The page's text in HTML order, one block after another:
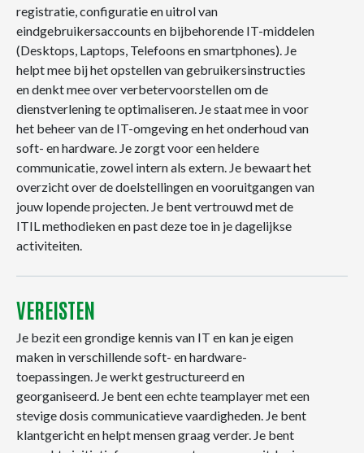
registratie, configuratie en uitrol van
eindgebruikersaccounts en bijbehorende IT-middelen
(Desktops, Laptops, Telefoons en smartphones). Je
helpt mee bij het opstellen van gebruikersinstructies
en denkt mee over verbetervoorstellen om de
dienstverlening te optimaliseren. Je staat mee in voor
het beheer van de IT-omgeving en het onderhoud van
soft- en hardware. Je zorgt voor een heldere
communicatie, zowel intern als extern. Je bewaart het
overzicht over de doelstellingen en vooruitgangen van
jouw lopende projecten. Je bent vertrouwd met de
ITIL methodieken en past deze toe in je dagelijkse
activiteiten.
VEREISTEN
Je bezit een grondige kennis van IT en kan je eigen
maken in verschillende soft- en hardware-
toepassingen. Je werkt gestructureerd en
georganiseerd. Je bent een echte teamplayer met een
stevige dosis communicatieve vaardigheden. Je bent
klantgericht en helpt mensen graag verder. Je bent